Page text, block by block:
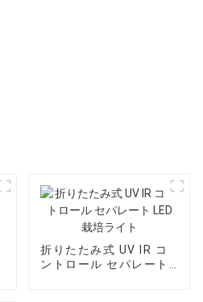
折りたたみ式 UV IR コ
ントロール セパレート